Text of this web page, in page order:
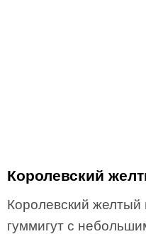
Королевский
Королевский
гуммигут с